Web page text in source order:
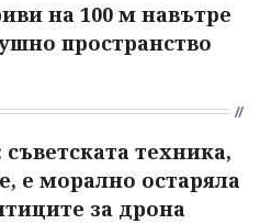
на 100 м навътре
пространство
техника,
е морално остаряла
за дрона